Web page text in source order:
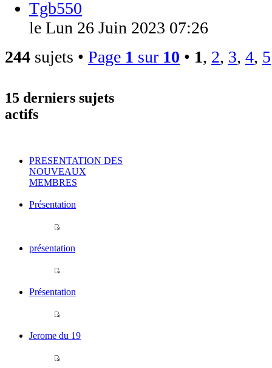
Tgb550
le Lun 26 Juin 2023 07:26
244 sujets • Page 1 sur 10 • 1, 2, 3, 4, 5
15 derniers sujets
actifs
PRESENTATION DES
NOUVEAUX
MEMBRES
Présentation
présentation
Présentation
Jerome du 19